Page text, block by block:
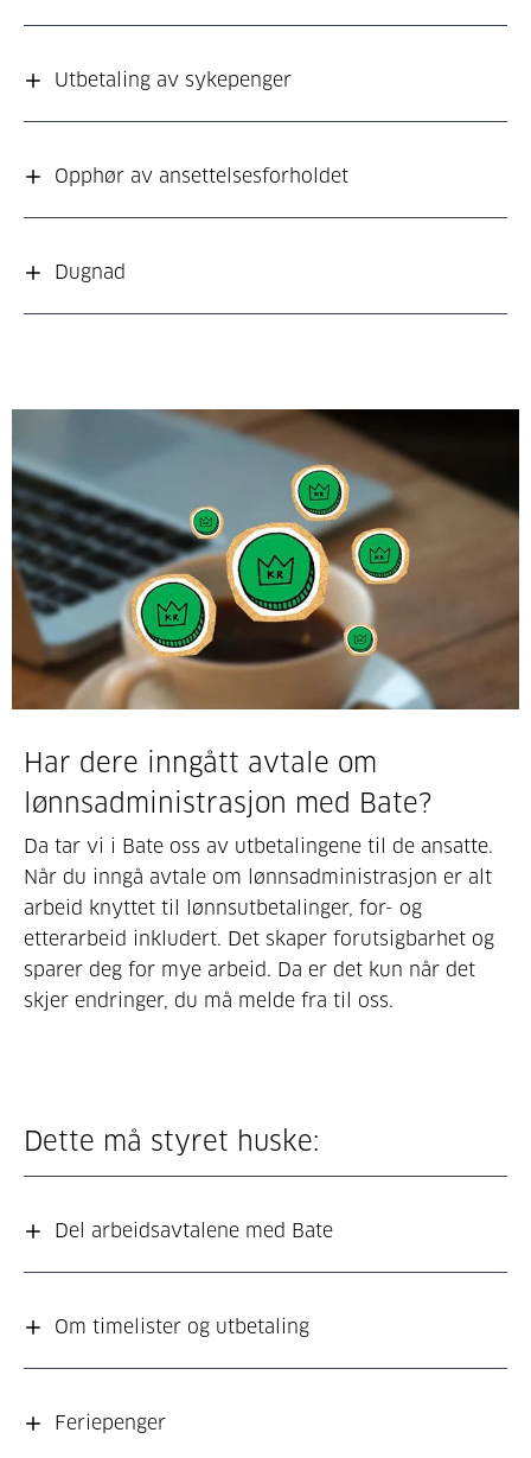
Utbetaling av sykepenger
Opphør av ansettelsesforholdet
Dugnad
Har dere inngått avtale om
lønnsadministrasjon med Bate?
Da tar vi i Bate oss av utbetalingene til de ansatte.
Når du inngå avtale om lønnsadministrasjon er alt
arbeid knyttet til lønnsutbetalinger, for- og
etterarbeid inkludert. Det skaper forutsigbarhet og
sparer deg for mye arbeid. Da er det kun når det
skjer endringer, du må melde fra til oss.
Dette må styret huske:
Del arbeidsavtalene med Bate
Om timelister og utbetaling
Feriepenger